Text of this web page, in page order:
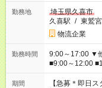
勤務地
埼玉県久喜市
久喜駅 / 東鷲
物流企業
勤務時間
9:00～17:00 ▼他にも選べるシフトいろいろ！ ■10:00～18:00
■9:00～12:00
など あなたの
期間
【急募＊即日